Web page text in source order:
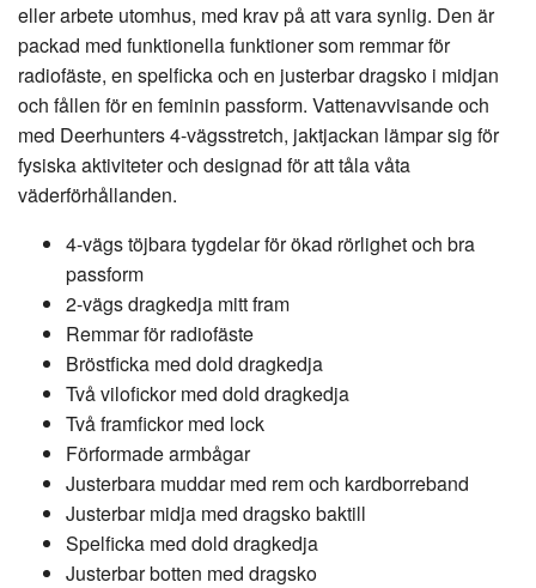
eller arbete utomhus, med krav på att vara synlig. Den är
packad med funktionella funktioner som remmar för
radiofäste, en spelficka och en justerbar dragsko i midjan
och fållen för en feminin passform. Vattenavvisande och
med Deerhunters 4-vägsstretch, jaktjackan lämpar sig för
fysiska aktiviteter och designad för att tåla våta
väderförhållanden.
4-vägs töjbara tygdelar för ökad rörlighet och bra
passform
2-vägs dragkedja mitt fram
Remmar för radiofäste
Bröstficka med dold dragkedja
Två vilofickor med dold dragkedja
Två framfickor med lock
Förformade armbågar
Justerbara muddar med rem och kardborreband
Justerbar midja med dragsko baktill
Spelficka med dold dragkedja
Justerbar botten med dragsko